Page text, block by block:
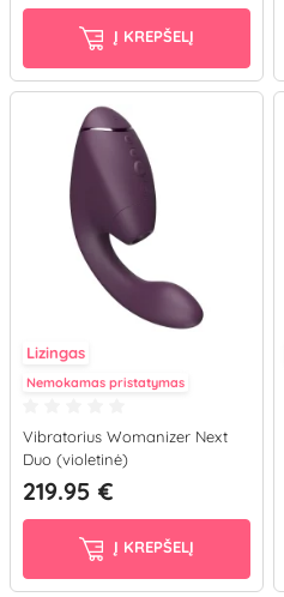
Į KREPŠELĮ
Lizingas
Nemokamas pristatymas
Vibratorius Womanizer Next
Duo (violetinė)
219.95 €
Į KREPŠELĮ